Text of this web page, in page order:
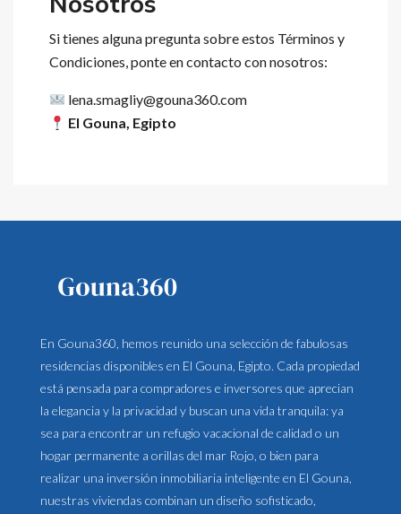
Si tienes alguna pregunta sobre estos Términos y
Condiciones, ponte en contacto con nosotros:
lena.smagliy@gouna360.com
El Gouna, Egipto
En Gouna360, hemos reunido una selección de fabulosas
residencias disponibles en El Gouna, Egipto. Cada propiedad
está pensada para compradores e inversores que aprecian
la elegancia y la privacidad y buscan una vida tranquila: ya
sea para encontrar un refugio vacacional de calidad o un
hogar permanente a orillas del mar Rojo, o bien para
realizar una inversión inmobiliaria inteligente en El Gouna,
nuestras viviendas combinan un diseño sofisticado,